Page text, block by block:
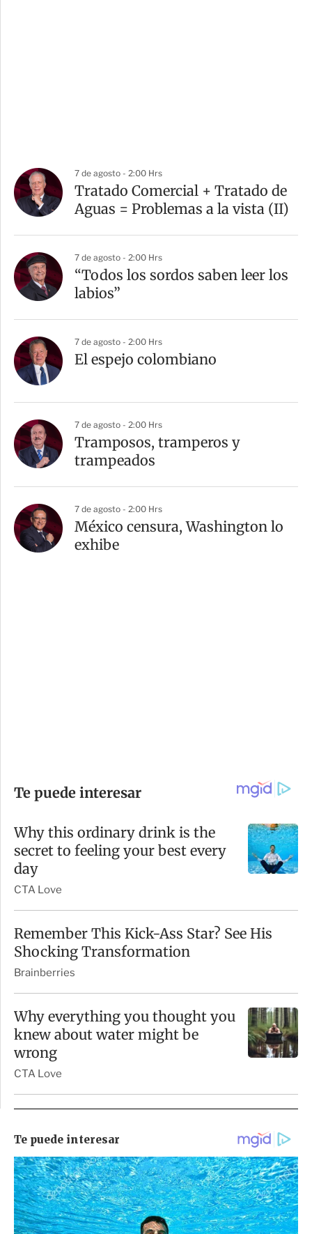
7 de agosto - 2:00 Hrs
Tratado Comercial + Tratado de
Aguas = Problemas a la vista (II)
7 de agosto - 2:00 Hrs
“Todos los sordos saben leer los
labios”
7 de agosto - 2:00 Hrs
El espejo colombiano
7 de agosto - 2:00 Hrs
Tramposos, tramperos y
trampeados
7 de agosto - 2:00 Hrs
México censura, Washington lo
exhibe